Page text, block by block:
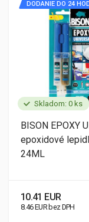
Skladom: 0 ks
DODANIE DO 24
BISON EPOXY
epoxidové
24ML
10.41 EUR
8.46 EUR bez DPH